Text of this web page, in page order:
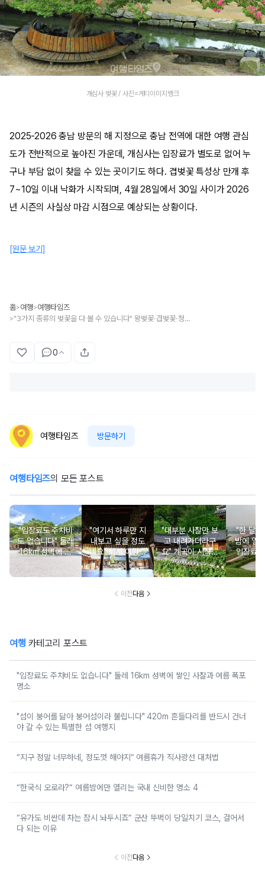
개심사 벚꽃 / 사진=게티이미지뱅크
2025-2026 충남 방문의 해 지정으로 충남 전역에 대한 여행 관심
도가 전반적으로 높아진 가운데, 개심사는 입장료가 별도로 없어 누
구나 부담 없이 찾을 수 있는 곳이기도 하다. 겹벚꽃 특성상 만개 후
7~10일 이내 낙화가 시작되며, 4월 28일에서 30일 사이가 2026
년 시즌의 사실상 마감 시점으로 예상되는 상황이다.
[원문 보기]
홈>여행>여행타임즈
> "3가지 종류의 벚꽃을 다 볼 수 있습니다" 왕벚꽃·겹벚꽃·청벚꽃이 있는 입장료 무료 여행지
0
여행타임즈 방문하기
여행타임즈의 모든 포스트
"입장료도 주차비
도 없습니다" 둘레
16km 성벽에 쌓
포 명소
"여기서 하루만 지
내보고 싶을 정도
네요" 퇴계 이황이
직접 지어 더욱 유
명해진 서당
"대부분 사찰만 보
고 내려가더라구
요" 계곡이 시작되
는 입구에 있는 사
찰
"한 달에
밤에 열
입장료
산책길
품인 전
이전다음
여행 카테고리 포스트
"입장료도 주차비도 없습니다" 둘레 16km 성벽에 쌓인 사찰과 여름 폭포
명소
"섬이 붕어를 닮아 붕어섬이라 불립니다" 420m 흔들다리를 반드시 건너
야 갈 수 있는 특별한 섬 여행지
“지구 정말 너무하네, 정도껏 해야지” 여름휴가 직사광선 대처법
“한국식 오로라?” 여름밤에만 열리는 국내 신비한 명소 4
“유가도 비싼데 차는 잠시 놔두시죠” 군산 뚜벅이 당일치기 코스, 걸어서
다 되는 이유
이전다음